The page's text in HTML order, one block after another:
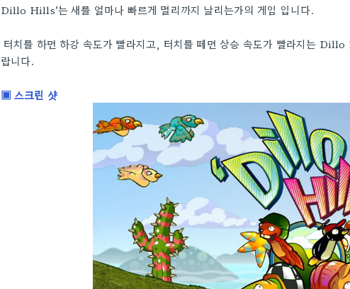
Dillo Hills’는 새를 얼마나 빠르게 멀리까지 날리는가의 게임 입니다.
터치를 하면 하강 속도가 빨라지고, 터치를 떼면 상승 속도가 빨라지는 Dillo
랍니다.
▣ 스크린 샷